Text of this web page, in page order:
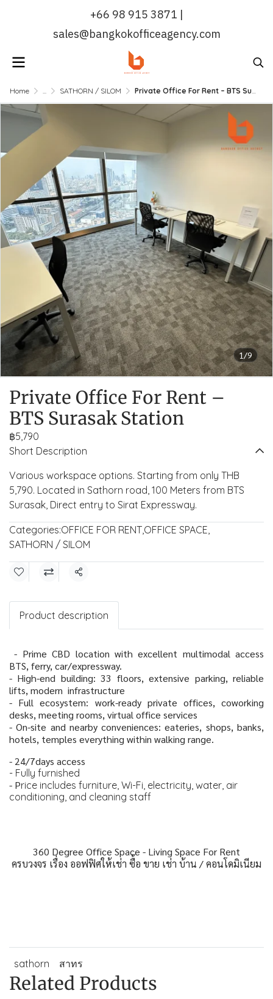
+66 98 915 3871 |
sales@bangkokofficeagency.com
Home ... SATHORN / SILOM Private Office For Rent – BTS Surasak Station
1/9
Private Office For Rent –
BTS Surasak Station
฿5,790
Short Description
Various workspace options. Starting from only THB
5,790. Located in Sathorn road, 100 Meters from BTS
Surasak, Direct entry to Sirat Expressway.
Categories:OFFICE FOR RENT,OFFICE SPACE,
SATHORN / SILOM
Share
Product description
️ - Prime CBD location with excellent multimodal access
BTS, ferry, car/expressway.
- High-end building: 33 floors, extensive parking, reliable
lifts, modern infrastructure
- Full ecosystem: work-ready private offices, coworking
desks, meeting rooms, virtual office services
- On-site and nearby conveniences: eateries, shops, banks,
hotels, temples everything within walking range.
- 24/7days access
- Fully furnished
- Price includes furniture, Wi-Fi, electricity, water, air
conditioning, and cleaning staff
360 Degree Office Space - Living Space For Rent
ครบวงจร เรื่อง ออฟฟิศให้เช่า ซื้อ ขาย เช่า บ้าน / คอนโดมิเนียม
sathorn สาทร
Related Products